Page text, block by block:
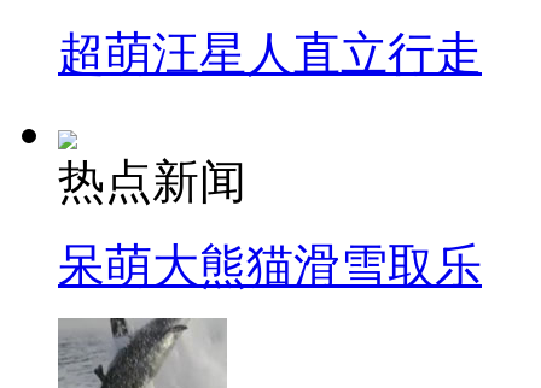
超萌汪星人直立行走
热点新闻
呆萌大熊猫滑雪取乐